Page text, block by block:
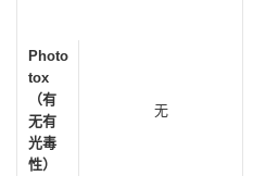
Photo
tox
（有
无有
光毒
性）
无